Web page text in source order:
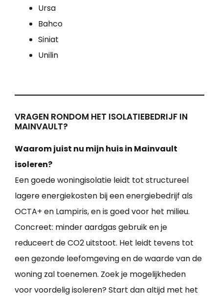
Ursa
Bahco
Siniat
Unilin
VRAGEN RONDOM HET ISOLATIEBEDRIJF IN
MAINVAULT?
Waarom juist nu mijn huis in Mainvault
isoleren?
Een goede woningisolatie leidt tot structureel
lagere energiekosten bij een energiebedrijf als
OCTA+ en Lampiris, en is goed voor het milieu.
Concreet: minder aardgas gebruik en je
reduceert de CO2 uitstoot. Het leidt tevens tot
een gezonde leefomgeving en de waarde van de
woning zal toenemen. Zoek je mogelijkheden
voor voordelig isoleren? Start dan altijd met het